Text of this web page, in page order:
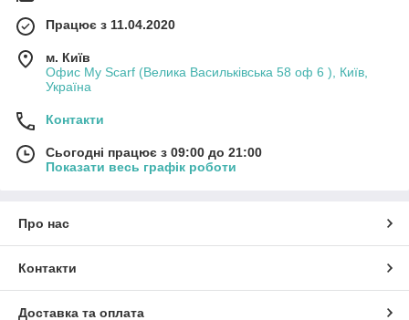
Працює з 11.04.2020
м. Київ
Офис My Scarf (Велика Васильківська 58 оф 6 ), Київ,
Україна
Контакти
Сьогодні працює з 09:00 до 21:00
Показати весь графік роботи
Про нас
Контакти
Доставка та оплата